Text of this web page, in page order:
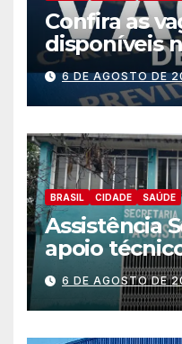
Confira as
disponíveis
Trabalhador
6 DE AGOSTO DE
BRASIL CIDADE SAÚDE
Assistência
apoio
preparação
situações
calamidade
6 DE AGOSTO DE